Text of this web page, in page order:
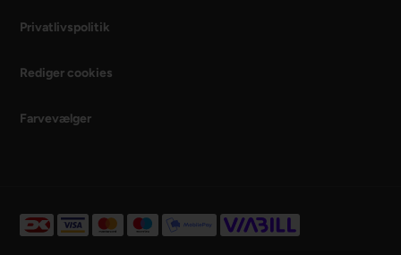
Privatlivspolitik
Rediger cookies
Farvevælger